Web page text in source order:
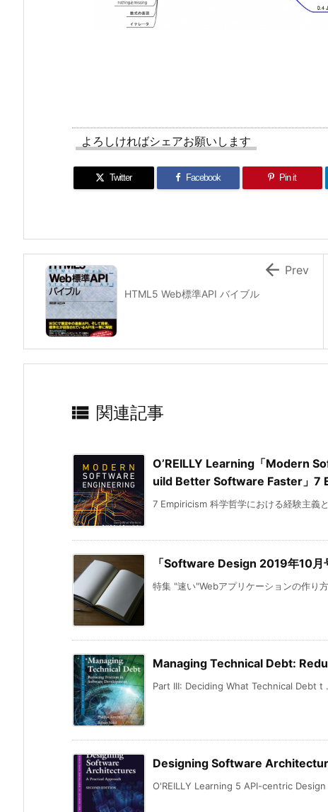
よろしければシェアお願いします
Twitter Facebook Pin it
HTML5 Web標準API バイブル
 Prev
 関連記事
O’REILLY Learning「Modern
uild Better Software Faster」7
7 Empiricism 科学哲学における経験主義
「Software Design 2019年10
特集 "速い"Webアプリケーションの作り
Managing Technical Debt:
Part III: Deciding What Technical Debt t
Designing Software
O'REILLY Learning 5 API-centric Design